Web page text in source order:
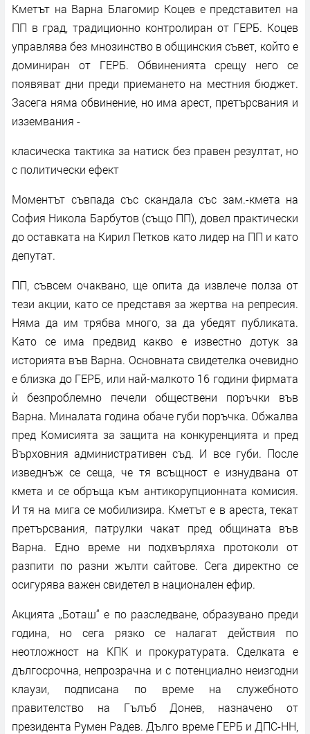
Кметът на Варна Благомир Коцев е представител на
ПП в град, традиционно контролиран от ГЕРБ. Коцев
управлява без мнозинство в общинския съвет, който е
доминиран от ГЕРБ. Обвиненията срещу него се
появяват дни преди приемането на местния бюджет.
Засега няма обвинение, но има арест, претърсвания и
изземвания -
класическа тактика за натиск без правен резултат, но
с политически ефект
Моментът съвпада със скандала със зам.-кмета на
София Никола Барбутов (също ПП), довел практически
до оставката на Кирил Петков като лидер на ПП и като
депутат.
ПП, съвсем очаквано, ще опита да извлече полза от
тези акции, като се представя за жертва на репресия.
Няма да им трябва много, за да убедят публиката.
Като се има предвид какво е известно дотук за
историята във Варна. Основната свидетелка очевидно
е близка до ГЕРБ, или най-малкото 16 години фирмата
ѝ безпроблемно печели обществени поръчки във
Варна. Миналата година обаче губи поръчка. Обжалва
пред Комисията за защита на конкуренцията и пред
Върховния административен съд. И все губи. После
изведнъж се сеща, че тя всъщност е изнудвана от
кмета и се обръща към антикорупционната комисия.
И тя на мига се мобилизира. Кметът е в ареста, текат
претърсвания, патрулки чакат пред общината във
Варна. Едно време ни подхвърляха протоколи от
разпити по разни жълти сайтове. Сега директно се
осигурява важен свидетел в национален ефир.
Акцията „Боташ“ е по разследване, образувано преди
година, но сега рязко се налагат действия по
неотложност на КПК и прокуратурата. Сделката е
дългосрочна, непрозрачна и с потенциално неизгодни
клаузи, подписана по време на служебното
правителство на Гълъб Донев, назначено от
президента Румен Радев. Дълго време ГЕРБ и ДПС-НН,